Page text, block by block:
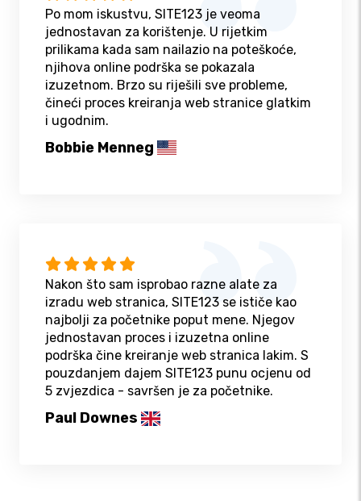
Po mom iskustvu, SITE123 je veoma
jednostavan za korištenje. U rijetkim
prilikama kada sam nailazio na poteškoće,
njihova online podrška se pokazala
izuzetnom. Brzo su riješili sve probleme,
čineći proces kreiranja web stranice glatkim
i ugodnim.
Bobbie Menneg
Nakon što sam isprobao razne alate za
izradu web stranica, SITE123 se ističe kao
najbolji za početnike poput mene. Njegov
jednostavan proces i izuzetna online
podrška čine kreiranje web stranica lakim. S
pouzdanjem dajem SITE123 punu ocjenu od
5 zvjezdica - savršen je za početnike.
Paul Downes